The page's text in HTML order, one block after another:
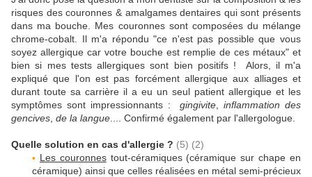
risques des couronnes & amalgames dentaires qui sont présents
dans ma bouche. Mes couronnes sont composées du mélange
chrome-cobalt. Il m'a répondu "ce n'est pas possible que vous
soyez allergique car votre bouche est remplie de ces métaux" et
bien si mes tests allergiques sont bien positifs ! Alors, il m'a
expliqué que l'on est pas forcément allergique aux alliages et
durant toute sa carrière il a eu un seul patient allergique et les
symptômes sont impressionnants :gingivite ,inflammation des
gencives de la langue .... Confirmé également par l'allergologue.
Quelle solution en cas d'allergie ? (5) (2)
• Les couronnestout-céramiques (céramique sur chape en
céramique) ainsi que celles réalisées en métal semi-précieux